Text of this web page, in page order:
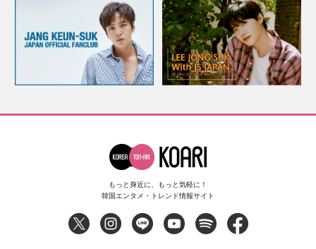
もっと身近に、もっと気軽に！
韓国エンタメ・トレンド情報サイト